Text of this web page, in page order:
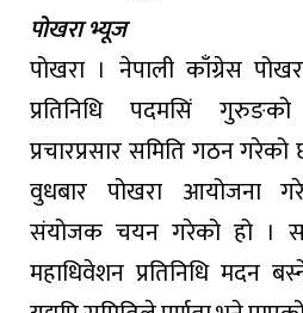
पोखरा भ्यूज
पोखरा । नेपाली काँग्रेस
प्रतिनिधि पदमसिं
प्रचारप्रसार समिति गठन
वुधबार पोखरा आयोजना
संयोजक चयन गरेको हो ।
महाधिवेशन प्रतिनिधि मदन